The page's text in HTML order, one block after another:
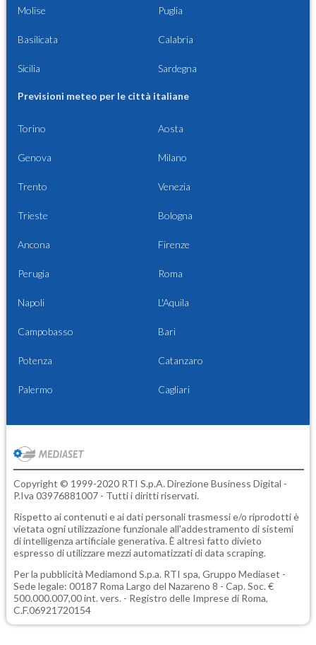
Molise Puglia
Basilicata Calabria
Sicilia Sardegna
Previsioni meteo per le città italiane
Torino Aosta
Genova Milano
Trento Venezia
Trieste Bologna
Ancona Firenze
Perugia Roma
Napoli L'Aquila
Campobasso Bari
Potenza Catanzaro
Palermo Cagliari
Copyright © 1999-2020 RTI S.p.A. Direzione Business Digital -
P.Iva 03976881007 - Tutti i diritti riservati.
Rispetto ai contenuti e ai dati personali trasmessi e/o riprodotti è
vietata ogni utilizzazione funzionale all'addestramento di sistemi
di intelligenza artificiale generativa. È altresì fatto divieto
espresso di utilizzare mezzi automatizzati di data scraping.
Per la pubblicità Mediamond S.p.a. RTI spa, Gruppo Mediaset -
Sede legale: 00187 Roma Largo del Nazareno 8 - Cap. Soc. €
500.000.007,00 int. vers. - Registro delle Imprese di Roma,
C.F.06921720154